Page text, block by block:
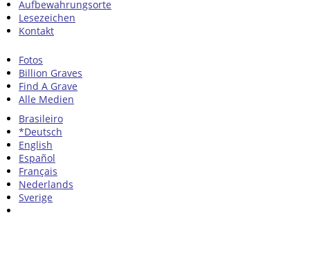
Fotos
Billion Graves
Find A Grave
Alle Medien
Aufbewahrungsorte
Lesezeichen
Kontakt
Brasileiro
*Deutsch
English
Español
Français
Nederlands
Sverige